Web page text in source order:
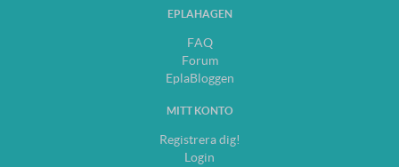
EPLAHAGEN
FAQ
Forum
EplaBloggen
MITT KONTO
Registrera dig!
Login